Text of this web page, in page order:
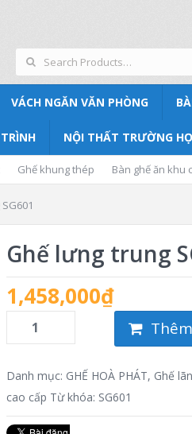
VÁCH NGĂN VĂN PHÒNG
NỘI THẤT TRƯỜNG
Ghế khung thép Bàn ghế ăn khu
Ghế lưng trung
1,458,000₫
Danh mục: GHẾ HOÀ PHÁT, Ghế
cao cấp Từ khóa: SG601